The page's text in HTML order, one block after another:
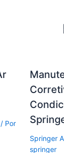
/ Por
Springer
springer